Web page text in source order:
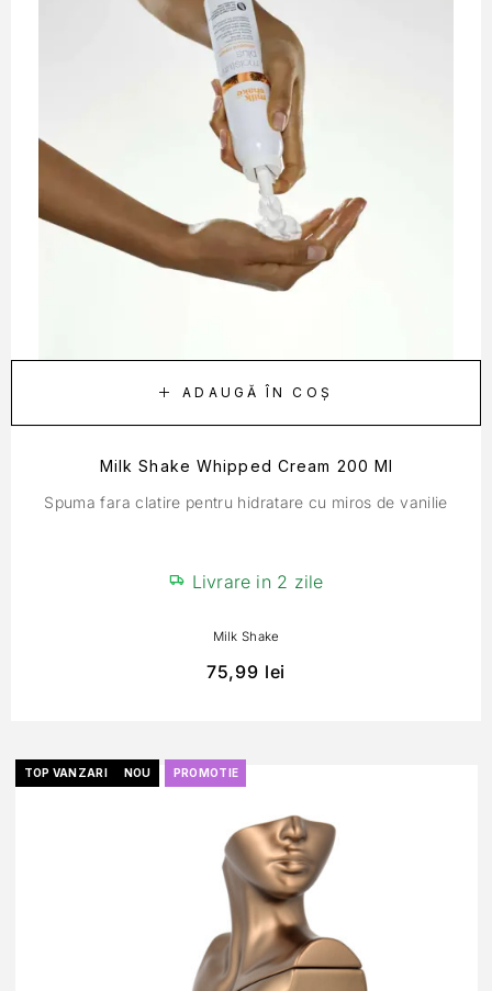
ADAUGĂ ÎN COȘ
Milk Shake Whipped Cream 200 Ml
Spuma fara clatire pentru hidratare cu miros de vanilie
Livrare in 2 zile
Milk Shake
75,99 lei
TOP VANZARI NOU PROMOTIE